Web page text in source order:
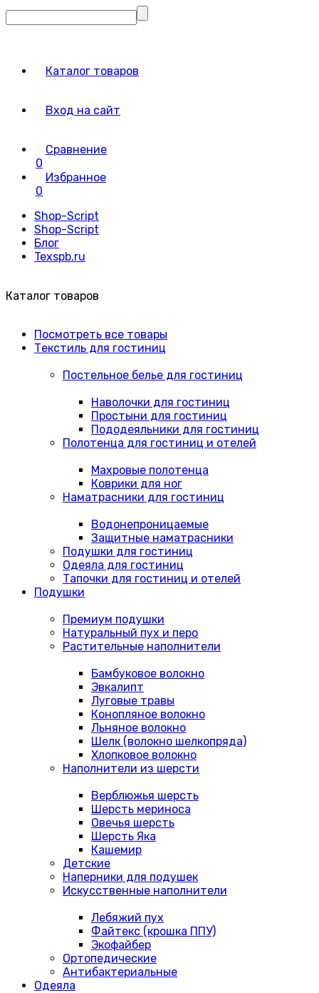
Каталог товаров
Вход на сайт
Сравнение
0
Избранное
0
Shop-Script
Shop-Script
Блог
Texspb.ru
Каталог товаров
Посмотреть все товары
Текстиль для гостиниц
Постельное белье для гостиниц
Наволочки для гостиниц
Простыни для гостиниц
Пододеяльники для гостиниц
Полотенца для гостиниц и отелей
Махровые полотенца
Коврики для ног
Наматрасники для гостиниц
Водонепроницаемые
Защитные наматрасники
Подушки для гостиниц
Одеяла для гостиниц
Тапочки для гостиниц и отелей
Подушки
Премиум подушки
Натуральный пух и перо
Растительные наполнители
Бамбуковое волокно
Эвкалипт
Луговые травы
Конопляное волокно
Льняное волокно
Шелк (волокно шелкопряда)
Хлопковое волокно
Наполнители из шерсти
Верблюжья шерсть
Шерсть мериноса
Овечья шерсть
Шерсть Яка
Кашемир
Детские
Наперники для подушек
Искусственные наполнители
Лебяжий пух
Файтекс (крошка ППУ)
Экофайбер
Ортопедические
Антибактериальные
Одеяла